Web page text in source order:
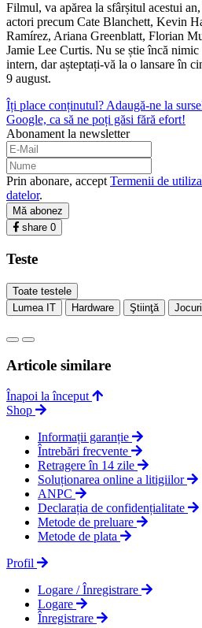
Filmul, va apărea la sfârșitul acestui
actori precum Cate Blanchett, Kevin
Ramírez, Ariana Greenblatt, Florian
Jamie Lee Curtis. Nu se știe încă nimic
intern, dar așteptați-vă la o lansare în
9 august.
Îți place conținutul? Adaugă-ne la
Google, ca să ne poți găsi fără efort!
Abonament la newsletter
Prin abonare, accept Termenii de
datelor.
Mă abonez
share 0
Teste
Toate testele
Lumea IT
Hardware Ştiinţă Jocuri
Articole similare
Înapoi la început
Shop
Informații garanție
Întrebări frecvente
Retragere în 14 zile
Soluționarea online a litigiilor
ANPC
Declarația de confidențialitate
Metode de preluare
Metode de plata
Profil
Logare / Înregistrare
Logare
Înregistrare